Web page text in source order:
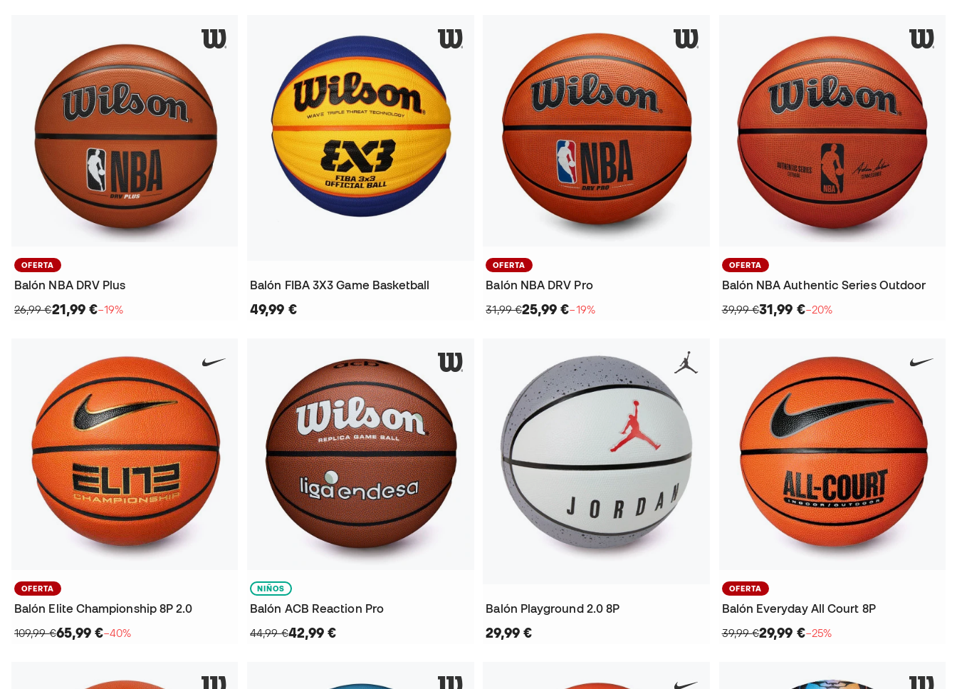
OFERTA
Balón NBA DRV Plus
26,99 €21,99 €−19%
Balón FIBA 3X3 Game Basketball
49,99 €
OFERTA
Balón NBA DRV Pro
31,99 €25,99 €−19%
OFERTA
Balón NBA Authentic Series Outdoor
39,99 €31,99 €−20%
OFERTA
Balón Elite Championship 8P 2.0
109,99 €65,99 €−40%
NIÑOS
Balón ACB Reaction Pro
44,99 €42,99 €
Balón Playground 2.0 8P
29,99 €
OFERTA
Balón Everyday All Court 8P
39,99 €29,99 €−25%